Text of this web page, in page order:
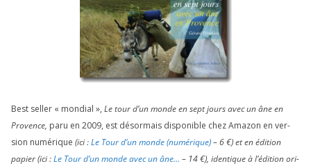
Best sel­ler « mon­dial », Le tour d’un monde en sept jours avec un âne en
Provence, paru en 2009, est désor­mais dis­po­nible chez Amazon en ver­
sion numé­rique (ici :Le Tour d’un monde (numé­rique)–6€) et en édi­tion
papier (ici :Le Tour d’un monde avec un âne… – 14€), iden­tique à l’é­di­tion ori­